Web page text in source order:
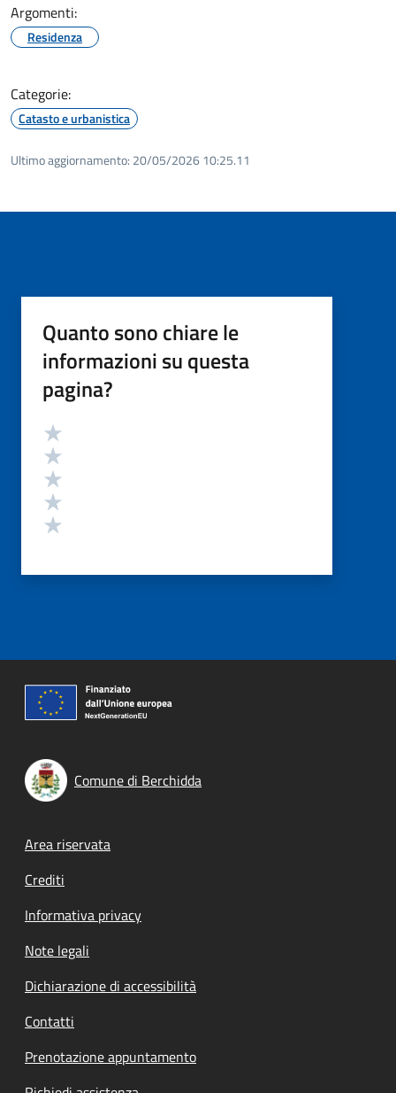
Argomenti:
Residenza
Categorie:
Catasto e urbanistica
Ultimo aggiornamento: 20/05/2026 10:25.11
Quanto sono chiare le
informazioni su questa
pagina?
Valutazione
Comune di Berchidda
Footer menu
Area riservata
Crediti
Informativa privacy
Note legali
Dichiarazione di accessibilità
Contatti
Prenotazione appuntamento